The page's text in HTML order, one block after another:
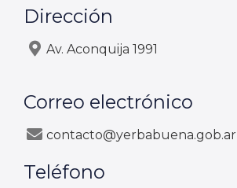
Dirección
Av. Aconquija 1991
Correo electrónico
contacto@yerbabuena.gob.ar
Teléfono